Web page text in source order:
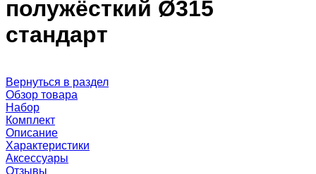
полужёсткий Ø315
стандарт
Вернуться в раздел
Обзор товара
Набор
Комплект
Описание
Характеристики
Аксессуары
Отзывы